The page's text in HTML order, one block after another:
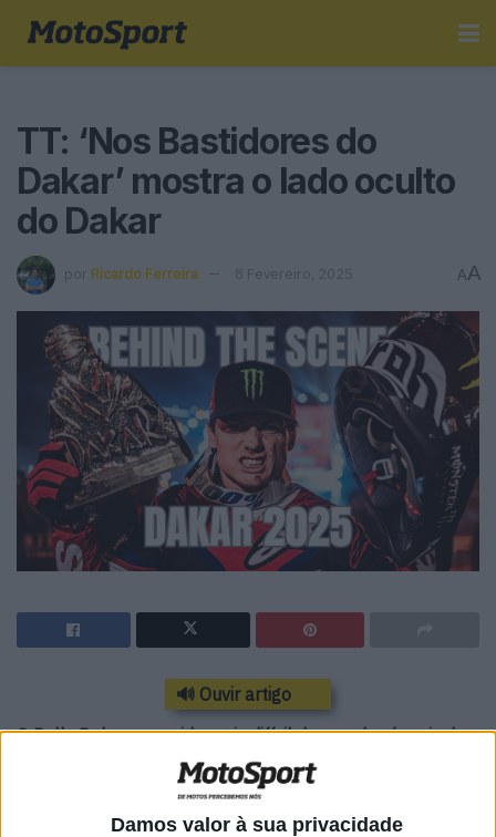
Damos valor à sua privacidade
TT: ‘Nos Bastidores do
Dakar’ mostra o lado oculto
do Dakar
por Ricardo Ferreira 8 Fevereiro, 2025 AA
🔊 Ouvir artigo
O Rally Dakar, a corrida mais difícil do mundo , é mais do
que apenas velocidade e adrenalina. Por trás de cada
etapa há sacrifícios e momentos nunca vistos antes …
até agora. A Monster Energy Honda HRC apresenta um